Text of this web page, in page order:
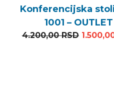
je bila: 1.440,00 RSD.
cena je: 960,00 RSD.
Konferencijska
1001 – OUTLET
4.200,00RSD